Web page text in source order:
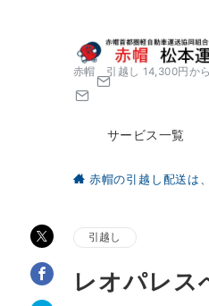
赤帽 引越し 14,300円か
サービス一覧
赤帽の引越し配送は
引越し
レオパレス